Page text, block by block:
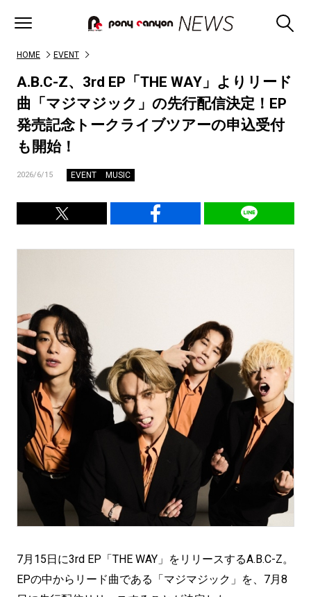
HOME EVENT
A.B.C-Z、3rd EP「THE WAY」よりリード
曲「マジマジック」の先行配信決定！EP
発売記念トークライブツアーの申込受付
も開始！
2026/6/15 EVENT MUSIC
7月15日に3rd EP「THE WAY」をリリースするA.B.C-Z。
EPの中からリード曲である「マジマジック」を、7月8